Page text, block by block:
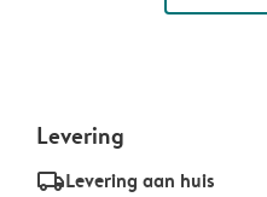
Levering
delivery_standard_v2Levering aan huis